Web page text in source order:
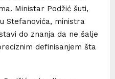
Ministar Podžić šuti,
Stefanovića, ministra
do znanja da ne šalje
definisanjem šta